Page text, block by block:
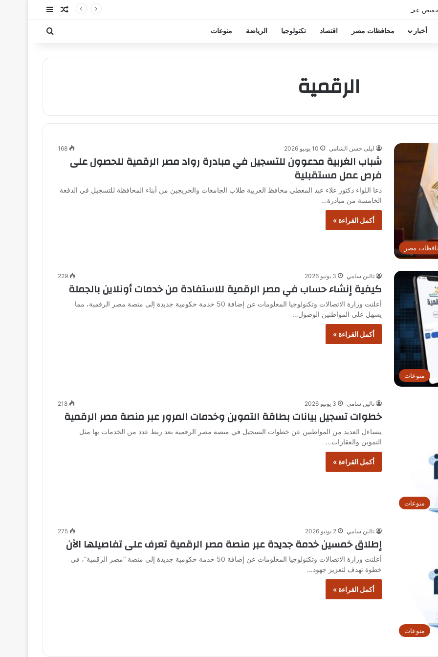
عقود زيزو والشناوي مقال عشوائي
إضافة عمود
أخبار محافظات مصر اقتصاد تكنولوجيا الرياضة منوعات بحث عن
الرقمية
مصر
ليلى حسن الشامي 10 يونيو 2026 168
شباب الغربية مدعوون للتسجيل في مبادرة رواد مصر الرقمية للحصول على
فرص عمل مستقبلية
دعا اللواء دكتور علاء عبد المعطي محافظ الغربية طلاب الجامعات والخريجين من أبناء المحافظة للتسجيل في الدفعة
الخامسة من مبادرة…
أكمل القراءة »
منوعات
تالين سامي 3 يونيو 2026 229
كيفية إنشاء حساب في مصر الرقمية للاستفادة من خدمات أونلاين بالجملة
أعلنت وزارة الاتصالات وتكنولوجيا المعلومات عن إضافة 50 خدمة حكومية جديدة إلى منصة مصر الرقمية، مما
يسهل على المواطنين الوصول…
أكمل القراءة »
منوعات
تالين سامي 3 يونيو 2026 218
خطوات تسجيل بيانات بطاقة التموين وخدمات المرور عبر منصة مصر الرقمية
يتساءل العديد من المواطنين عن خطوات التسجيل في منصة مصر الرقمية بعد ربط عدد من الخدمات بها مثل
التموين والعقارات…
أكمل القراءة »
منوعات
تالين سامي 2 يونيو 2026 275
إطلاق خمسين خدمة جديدة عبر منصة مصر الرقمية تعرف على تفاصيلها الآن
أعلنت وزارة الاتصالات وتكنولوجيا المعلومات عن إضافة 50 خدمة حكومية جديدة إلى منصة “مصر الرقمية”، في
خطوة تهدف لتعزيز جهود…
أكمل القراءة »